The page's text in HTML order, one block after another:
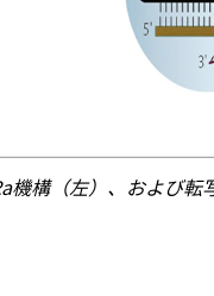
構（左）、および転